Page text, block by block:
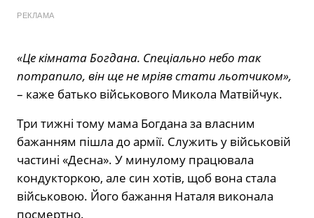
РЕКЛАМА
«Це кімната Богдана. Спеціально небо так
потрапило, він ще не мріяв стати льотчиком»,
– каже батько військового Микола Матвійчук.
Три тижні тому мама Богдана за власним
бажанням пішла до армії. Служить у військовій
частині «Десна». У минулому працювала
кондукторкою, але син хотів, щоб вона стала
військовою. Його бажання Наталя виконала
посмертно.